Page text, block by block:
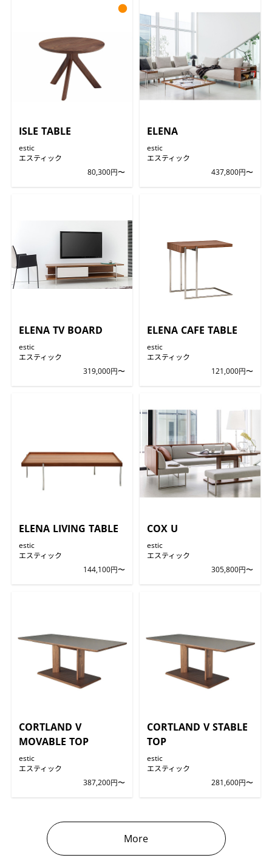
ISLE TABLE
estic
エスティック
80,300円〜
●
ELENA
estic
エスティック
437,800円〜
ELENA TV BOARD
estic
エスティック
319,000円〜
ELENA CAFE TABLE
estic
エスティック
121,000円〜
ELENA LIVING TABLE
estic
エスティック
144,100円〜
COX U
estic
エスティック
305,800円〜
CORTLAND V
MOVABLE TOP
estic
エスティック
387,200円〜
CORTLAND V STABLE
TOP
estic
エスティック
281,600円〜
More